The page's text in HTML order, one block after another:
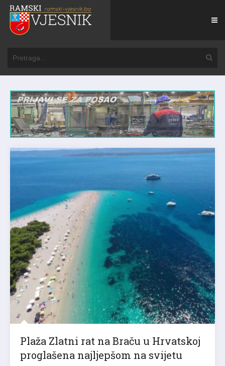
Plaža Zlatni rat na Braču u Hrvatskoj
proglašena najljepšom na svijetu